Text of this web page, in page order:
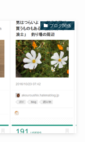
ブログ関係